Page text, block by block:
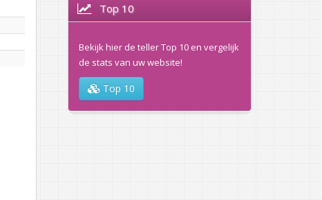
Top 10
Bekijk hier de teller Top 10 en vergelijk
de stats van uw website!
Top 10